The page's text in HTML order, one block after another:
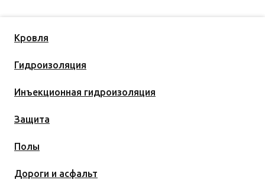
Кровля
Гидроизоляция
Инъекционная гидроизоляция
Защита
Полы
Дороги и асфальт